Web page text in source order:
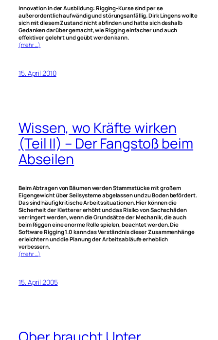
Innovation in der Ausbildung: Rigging-Kurse sind per se
außerordentlich aufwändig und störungsanfällig. Dirk Lingens wollte
sich mit diesem Zustand nicht abfinden und hatte sich deshalb
Gedanken darüber gemacht, wie Rigging einfacher und auch
effektiver gelehrt und geübt werden kann.
(mehr …)
15. April 2010
Wissen, wo Kräfte wirken
(Teil II) – Der Fangstoß beim
Abseilen
Beim Abtragen von Bäumen werden Stammstücke mit großem
Eigengewicht über Seilsysteme abgelassen und zu Boden befördert.
Das sind häufig kritische Arbeitssituationen. Hier können die
Sicherheit der Kletterer erhöht und das Risiko von Sachschäden
verringert werden, wenn die Grundsätze der Mechanik, die auch
beim Riggen eine enorme Rolle spielen, beachtet werden. Die
Software Rigging 1.0 kann das Verständnis dieser Zusammenhänge
erleichtern und die Planung der Arbeitsabläufe erheblich
verbessern.
(mehr …)
15. April 2005